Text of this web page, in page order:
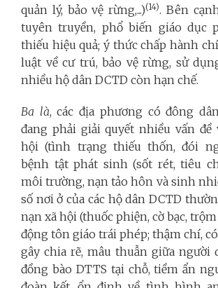
quản lý, bảo vệ rừng,...)(14). Bên
tuyên truyền, phổ biến giáo dục
thiếu hiệu quả; ý thức chấp hành
luật về cư trú, bảo vệ rừng, sử
nhiều hộ dân DCTD còn hạn chế.
Ba là, các địa phương có đông
đang phải giải quyết nhiều vấn đề
hội (tình trạng thiếu thốn, đói
bệnh tật phát sinh (sốt rét, tiêu
môi trường, nạn tảo hôn và sinh
số nơi ở của các hộ dân DCTD
nạn xã hội (thuốc phiện, cờ bạc,
động tôn giáo trái phép; thậm chí,
gây chia rẽ, mâu thuẫn giữa người
đồng bào DTTS tại chỗ, tiềm ẩn